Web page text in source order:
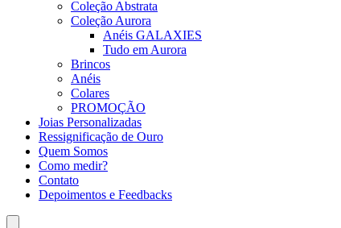
Coleção Abstrata
Coleção Aurora
Anéis GALAXIES
Tudo em Aurora
Brincos
Anéis
Colares
PROMOÇÃO
Joias Personalizadas
Ressignificação de Ouro
Quem Somos
Como medir?
Contato
Depoimentos e Feedbacks